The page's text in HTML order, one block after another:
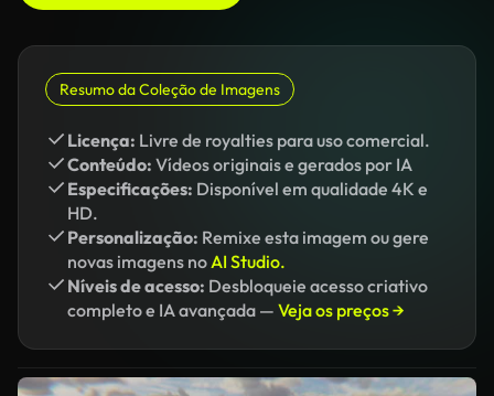
Resumo da Coleção de Imagens
Licença: Livre de royalties para uso comercial.
Conteúdo: Vídeos originais e gerados por IA
Especificações: Disponível em qualidade 4K e
HD.
Personalização: Remixe esta imagem ou gere
novas imagens noAI Studio.
Níveis de acesso: Desbloqueie acesso criativo
completo e IA avançada — Veja os preços →